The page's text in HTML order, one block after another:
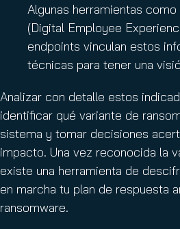
Algunas herramientas
(Digital Employee
endpoints vinculan estos
técnicas para tener una
Analizar con detalle estos
identificar qué variante de
sistema y tomar decisiones
impacto. Una vez reconocida la
existe una herramienta de
en marcha tu plan de respuesta
ransomware.